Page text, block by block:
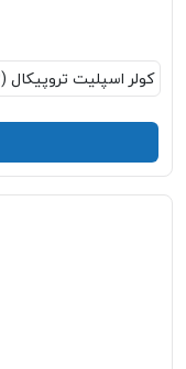
کولر اسپلیت تروپیکال (T3) روتاری IAC-12C/XA/TR/A